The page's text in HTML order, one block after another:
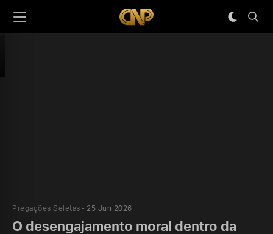
Pregações Seletas 25 Jun 2026
O desengajamento moral dentro da